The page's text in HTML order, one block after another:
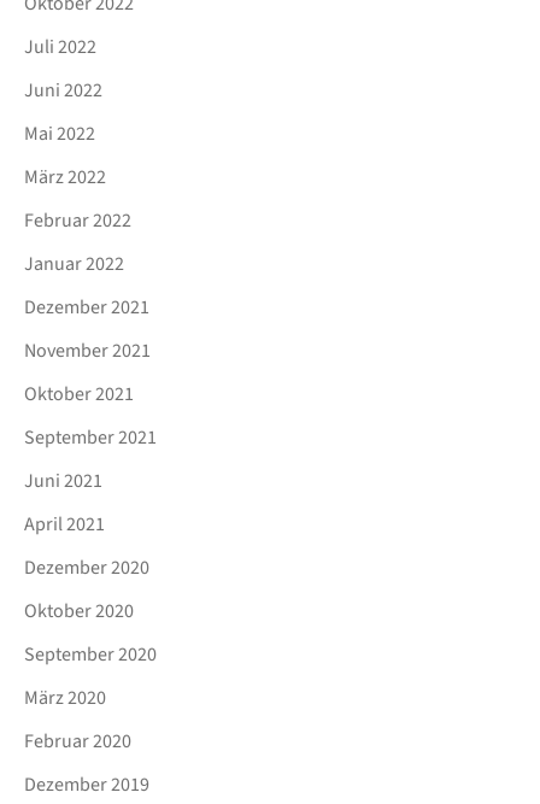
Juli 2022
Juni 2022
Mai 2022
März 2022
Februar 2022
Januar 2022
Dezember 2021
November 2021
Oktober 2021
September 2021
Juni 2021
April 2021
Dezember 2020
Oktober 2020
September 2020
März 2020
Februar 2020
Dezember 2019